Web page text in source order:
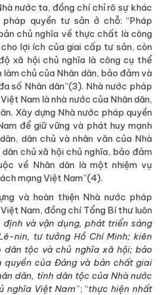
nước ta, đồng chí chỉ rõ sự khác
quyền tư sản ở chỗ: “Pháp
chủ nghĩa về thực chất là công
lợi ích của giai cấp tư sản, còn
xã hội chủ nghĩa là công cụ thể
làm chủ của Nhân dân, bảo đảm và
số Nhân dân”(3). Nhà nước pháp
Nam là nhà nước của Nhân dân,
Xây dựng Nhà nước pháp quyền
để giữ vững và phát huy mạnh
dân chủ và nhân văn của Nhà
chủ xã hội chủ nghĩa, bảo đảm
về Nhân dân là một nhiệm vụ
mạng Việt Nam”(4).
và hoàn thiện Nhà nước pháp
Nam, đồng chí Tổng Bí thư luôn
định và vận dụng, phát triển sáng
nin, tư tưởng Hồ Chí Minh; kiên
tộc và chủ nghĩa xã hội; bảo
quyền của Đảng và bản chất giai
dân, tính dân tộc của Nhà nước
nghĩa Việt Nam”; “thực hiện nhất